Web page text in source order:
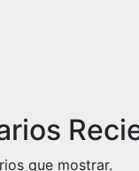
que mostrar.